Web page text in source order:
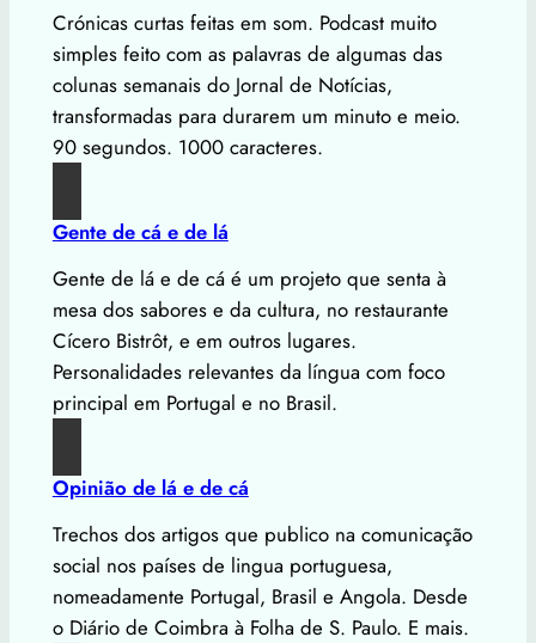
Crónicas curtas feitas em som. Podcast muito
simples feito com as palavras de algumas das
colunas semanais do Jornal de Notícias,
transformadas para durarem um minuto e meio.
90 segundos. 1000 caracteres.
Gente de cá e de lá
Gente de lá e de cá é um projeto que senta à
mesa dos sabores e da cultura, no restaurante
Cícero Bistrôt, e em outros lugares.
Personalidades relevantes da língua com foco
principal em Portugal e no Brasil.
Opinião de lá e de cá
Trechos dos artigos que publico na comunicação
social nos países de lingua portuguesa,
nomeadamente Portugal, Brasil e Angola. Desde
o Diário de Coimbra à Folha de S. Paulo. E mais.